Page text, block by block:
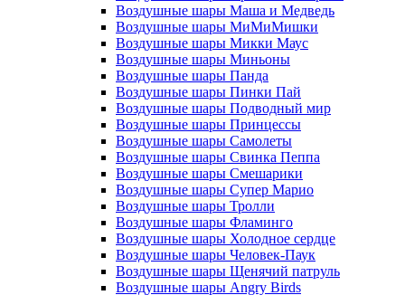
Воздушные шары Маша и Медведь
Воздушные шары МиМиМишки
Воздушные шары Микки Маус
Воздушные шары Миньоны
Воздушные шары Панда
Воздушные шары Пинки Пай
Воздушные шары Подводный мир
Воздушные шары Принцессы
Воздушные шары Самолеты
Воздушные шары Свинка Пеппа
Воздушные шары Смешарики
Воздушные шары Супер Марио
Воздушные шары Тролли
Воздушные шары Фламинго
Воздушные шары Холодное сердце
Воздушные шары Человек-Паук
Воздушные шары Щенячий патруль
Воздушные шары Angry Birds